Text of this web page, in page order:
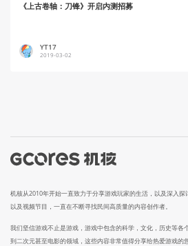
《上古卷轴：刀锋》开启内测招募
YT17
2019-03-02
机核从2010年开始一直致力于分享游戏玩家的生活，以及深入
以及视频节目，一直在不断寻找民间高质量的内容创作者。
我们坚信游戏不止是游戏，游戏中包含的科学，文化，历史等各
到二次元甚至电影的领域，这些内容非常值得分享给热爱游戏的您